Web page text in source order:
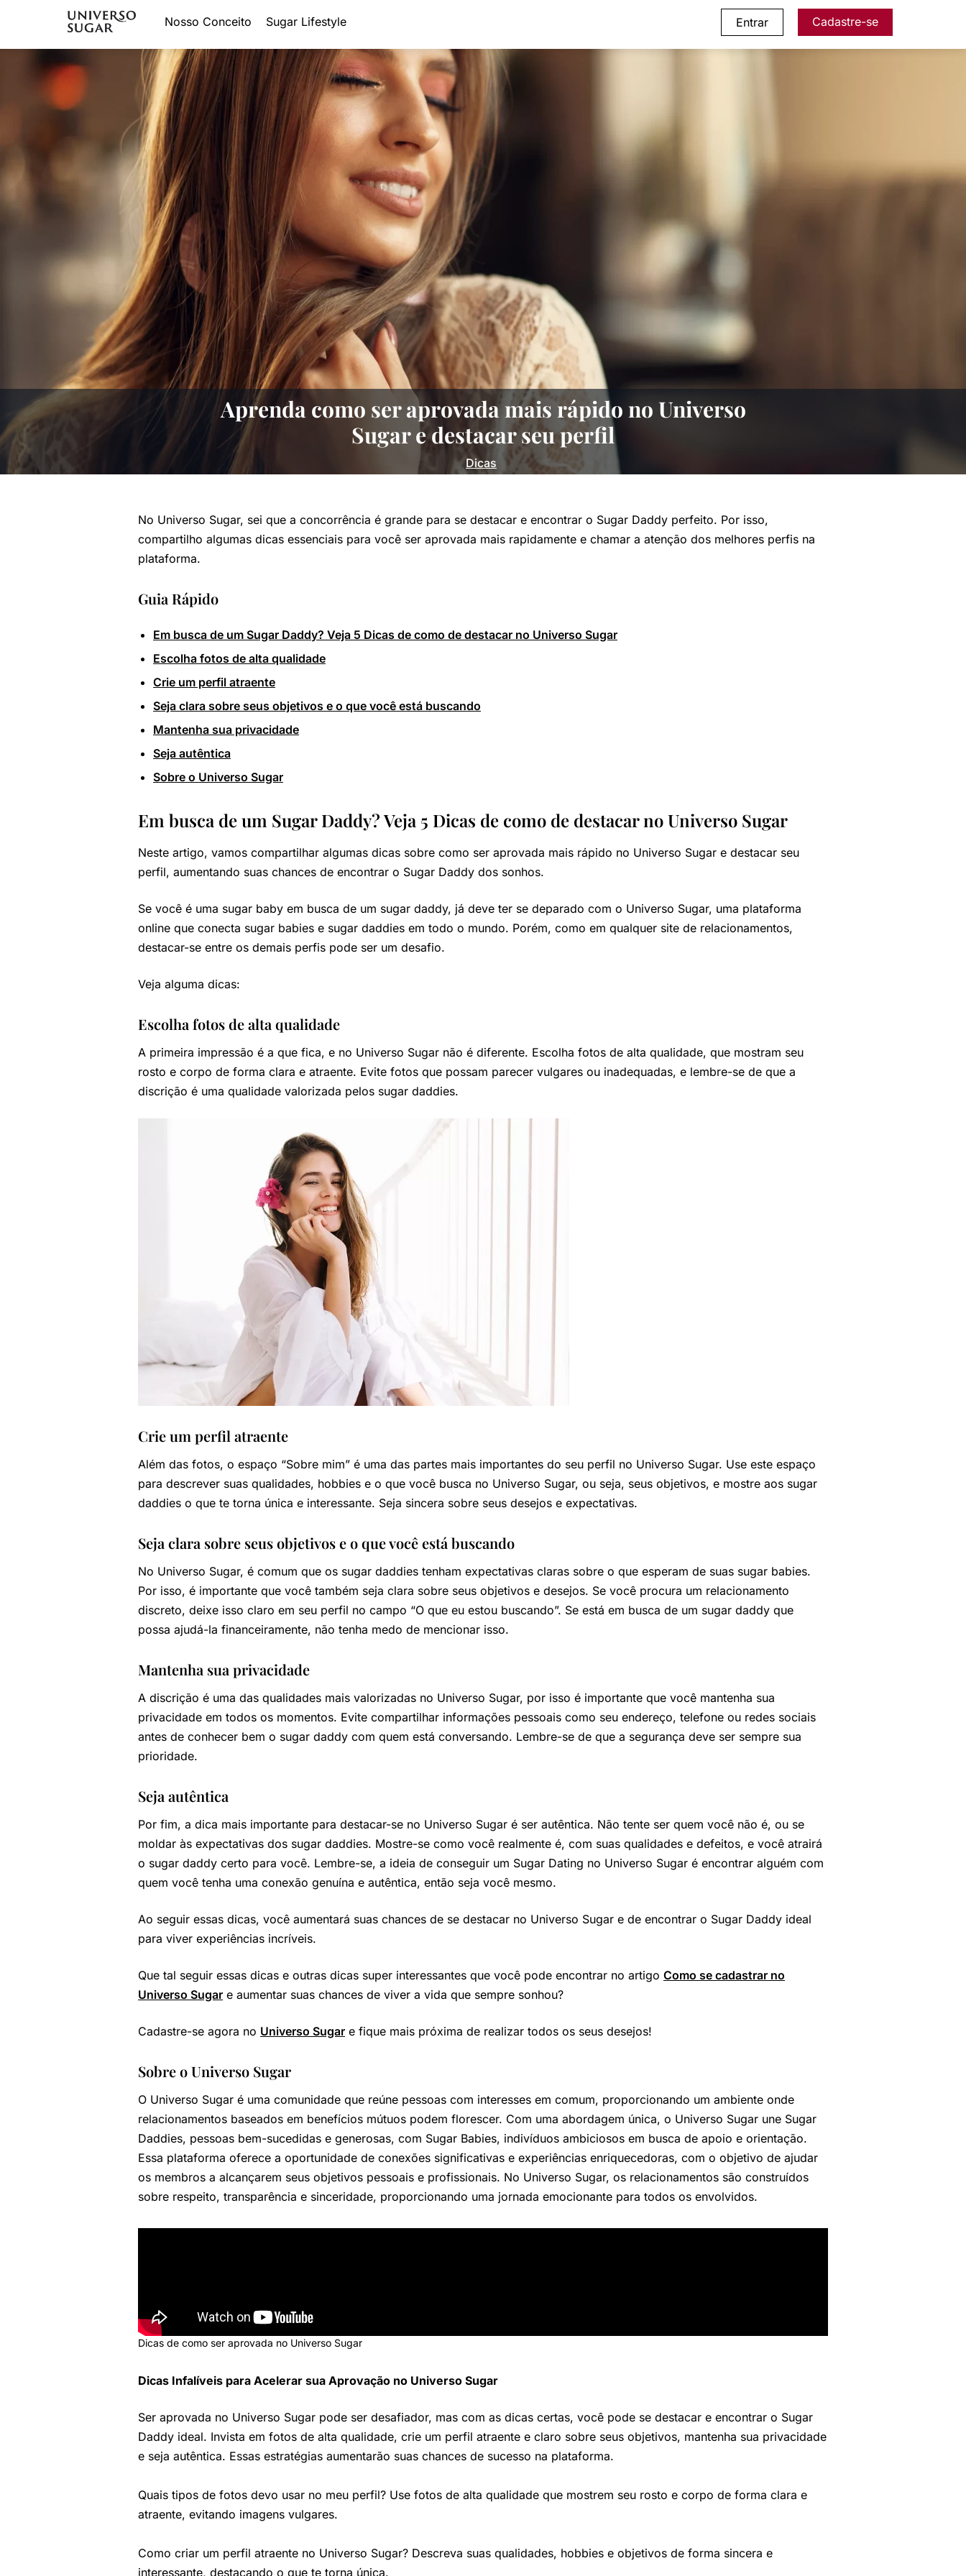
Nosso Conceito Sugar Lifestyle Entrar Cadastre-se
Aprenda como ser aprovada mais rápido no Universo
Sugar e destacar seu perfil
Dicas
No Universo Sugar, sei que a concorrência é grande para se destacar e encontrar o Sugar Daddy perfeito. Por isso,
compartilho algumas dicas essenciais para você ser aprovada mais rapidamente e chamar a atenção dos melhores perfis na
plataforma.
Guia Rápido
Em busca de um Sugar Daddy? Veja 5 Dicas de como de destacar no Universo Sugar
Escolha fotos de alta qualidade
Crie um perfil atraente
Seja clara sobre seus objetivos e o que você está buscando
Mantenha sua privacidade
Seja autêntica
Sobre o Universo Sugar
Em busca de um Sugar Daddy? Veja 5 Dicas de como de destacar no Universo Sugar
Neste artigo, vamos compartilhar algumas dicas sobre como ser aprovada mais rápido no Universo Sugar e destacar seu
perfil, aumentando suas chances de encontrar o Sugar Daddy dos sonhos.
Se você é uma sugar baby em busca de um sugar daddy, já deve ter se deparado com o Universo Sugar, uma plataforma
online que conecta sugar babies e sugar daddies em todo o mundo. Porém, como em qualquer site de relacionamentos,
destacar-se entre os demais perfis pode ser um desafio.
Veja alguma dicas:
Escolha fotos de alta qualidade
A primeira impressão é a que fica, e no Universo Sugar não é diferente. Escolha fotos de alta qualidade, que mostram seu
rosto e corpo de forma clara e atraente. Evite fotos que possam parecer vulgares ou inadequadas, e lembre-se de que a
discrição é uma qualidade valorizada pelos sugar daddies.
Crie um perfil atraente
Além das fotos, o espaço “Sobre mim” é uma das partes mais importantes do seu perfil no Universo Sugar. Use este espaço
para descrever suas qualidades, hobbies e o que você busca no Universo Sugar, ou seja, seus objetivos, e mostre aos sugar
daddies o que te torna única e interessante. Seja sincera sobre seus desejos e expectativas.
Seja clara sobre seus objetivos e o que você está buscando
No Universo Sugar, é comum que os sugar daddies tenham expectativas claras sobre o que esperam de suas sugar babies.
Por isso, é importante que você também seja clara sobre seus objetivos e desejos. Se você procura um relacionamento
discreto, deixe isso claro em seu perfil no campo “O que eu estou buscando”. Se está em busca de um sugar daddy que
possa ajudá-la financeiramente, não tenha medo de mencionar isso.
Mantenha sua privacidade
A discrição é uma das qualidades mais valorizadas no Universo Sugar, por isso é importante que você mantenha sua
privacidade em todos os momentos. Evite compartilhar informações pessoais como seu endereço, telefone ou redes sociais
antes de conhecer bem o sugar daddy com quem está conversando. Lembre-se de que a segurança deve ser sempre sua
prioridade.
Seja autêntica
Por fim, a dica mais importante para destacar-se no Universo Sugar é ser autêntica. Não tente ser quem você não é, ou se
moldar às expectativas dos sugar daddies. Mostre-se como você realmente é, com suas qualidades e defeitos, e você atrairá
o sugar daddy certo para você. Lembre-se, a ideia de conseguir um Sugar Dating no Universo Sugar é encontrar alguém com
quem você tenha uma conexão genuína e autêntica, então seja você mesmo.
Ao seguir essas dicas, você aumentará suas chances de se destacar no Universo Sugar e de encontrar o Sugar Daddy ideal
para viver experiências incríveis.
Que tal seguir essas dicas e outras dicas super interessantes que você pode encontrar no artigo Como se cadastrar no
Universo Sugar e aumentar suas chances de viver a vida que sempre sonhou?
Cadastre-se agora no Universo Sugar e fique mais próxima de realizar todos os seus desejos!
Sobre o Universo Sugar
O Universo Sugar é uma comunidade que reúne pessoas com interesses em comum, proporcionando um ambiente onde
relacionamentos baseados em benefícios mútuos podem florescer. Com uma abordagem única, o Universo Sugar une Sugar
Daddies, pessoas bem-sucedidas e generosas, com Sugar Babies, indivíduos ambiciosos em busca de apoio e orientação.
Essa plataforma oferece a oportunidade de conexões significativas e experiências enriquecedoras, com o objetivo de ajudar
os membros a alcançarem seus objetivos pessoais e profissionais. No Universo Sugar, os relacionamentos são construídos
sobre respeito, transparência e sinceridade, proporcionando uma jornada emocionante para todos os envolvidos.
Dicas de como ser aprovada no Universo Sugar
Dicas Infalíveis para Acelerar sua Aprovação no Universo Sugar
Ser aprovada no Universo Sugar pode ser desafiador, mas com as dicas certas, você pode se destacar e encontrar o Sugar
Daddy ideal. Invista em fotos de alta qualidade, crie um perfil atraente e claro sobre seus objetivos, mantenha sua privacidade
e seja autêntica. Essas estratégias aumentarão suas chances de sucesso na plataforma.
Quais tipos de fotos devo usar no meu perfil? Use fotos de alta qualidade que mostrem seu rosto e corpo de forma clara e
atraente, evitando imagens vulgares.
Como criar um perfil atraente no Universo Sugar? Descreva suas qualidades, hobbies e objetivos de forma sincera e
interessante, destacando o que te torna única.